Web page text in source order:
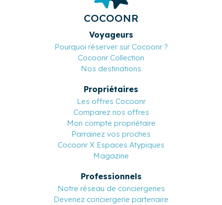
COCOONR
Voyageurs
Pourquoi réserver sur Cocoonr ?
Cocoonr Collection
Nos destinations
Propriétaires
Les offres Cocoonr
Comparez nos offres
Mon compte propriétaire
Parrainez vos proches
Cocoonr X Espaces Atypiques
Magazine
Professionnels
Notre réseau de conciergeries
Devenez conciergerie partenaire